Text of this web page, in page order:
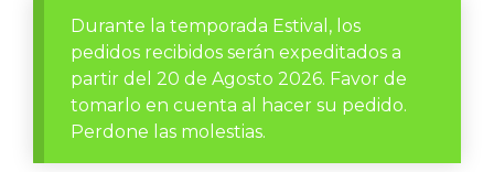
Durante la temporada Estival, los
pedidos recibidos serán expeditados a
partir del 20 de Agosto 2026. Favor de
tomarlo en cuenta al hacer su pedido.
Perdone las molestias.